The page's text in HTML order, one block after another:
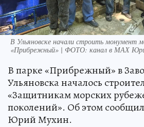
В Ульяновске начали строить монумент
«Прибрежный» | ФОТО: канал в МАХ
В парке «Прибрежный» в
Ульяновска началось
«Защитникам морских
поколений». Об этом
Юрий Мухин.